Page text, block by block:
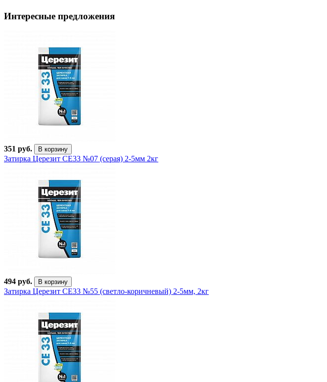
Интересные предложения
351 руб. В корзину
Затирка Церезит CE33 №07 (серая) 2-5мм 2кг
494 руб. В корзину
Затирка Церезит CE33 №55 (светло-коричневый) 2-5мм, 2кг